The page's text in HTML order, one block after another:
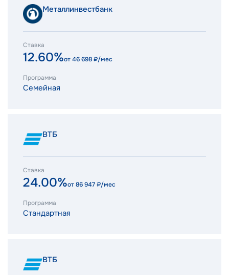
Металлинвестбанк
Ставка
12.60%от46 698₽/мес
Программа
Семейная
ВТБ
Ставка
24.00%от86 947₽/мес
Программа
Стандартная
ВТБ